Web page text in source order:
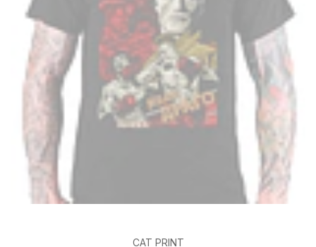
CAT PRINT